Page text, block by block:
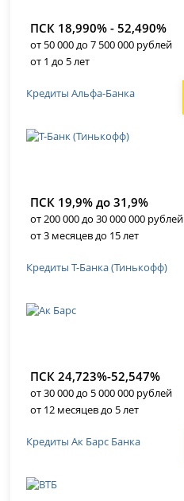
ПСК 18,990% - 52,490%
от 50 000 до 7 500 000 рублей
от 1 до 5 лет
Кредиты Альфа-Банка
ПСК 19,9% до 31,9%
от 200 000 до 30 000 000 рублей
от 3 месяцев до 15 лет
Кредиты Т-Банка (Тинькофф)
ПСК 24,723%-52,547%
от 30 000 до 5 000 000 рублей
от 12 месяцев до 5 лет
Кредиты Ак Барс Банка